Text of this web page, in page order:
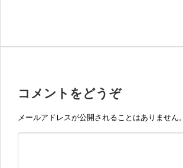
コメントをどうぞ
メールアドレスが公開されることはありません。